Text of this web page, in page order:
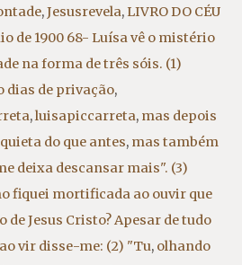
,Jesusrevela,LIVRO DO CÉU
de 1900 68- Luísa vê o mistério
na forma de três sóis. (1)
dias de privação,
,luisapiccarreta, mas depois
do que antes, mas também
deixa descansar mais". (3)
fiquei mortificada ao ouvir que
Jesus Cristo? Apesar de tudo
vir disse-me: (2) "Tu, olhando